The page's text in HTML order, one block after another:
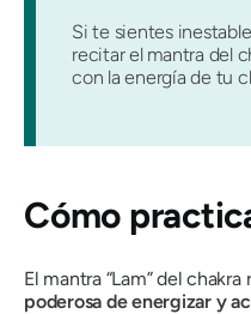
Si te sientes
recitar el mantra del
con la energía de tu
Cómo
El mantra “Lam” del chakra
poderosa de energizar y